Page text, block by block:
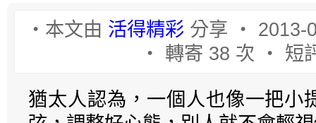
‧本文由 活得精彩 分享 ‧ 2013-
‧ 轉寄 38 次 ‧ 短
猶太人認為，一個人也像一把小